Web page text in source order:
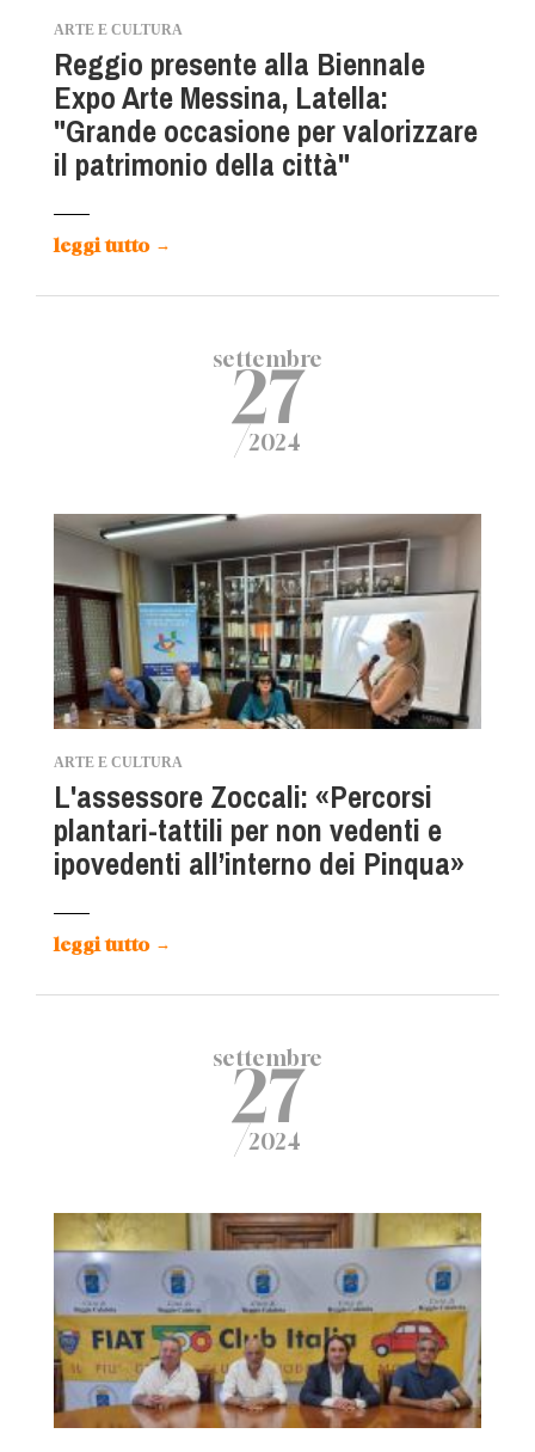
ARTE E CULTURA
Reggio presente alla Biennale
Expo Arte Messina, Latella:
"Grande occasione per valorizzare
il patrimonio della città"
leggi tutto →
settembre
27
/2024
ARTE E CULTURA
L'assessore Zoccali: «Percorsi
plantari-tattili per non vedenti e
ipovedenti all’interno dei Pinqua»
leggi tutto →
settembre
27
/2024